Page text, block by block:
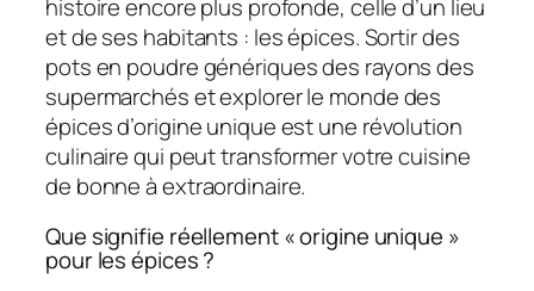
histoire encore plus profonde, celle d’un lieu
et de ses habitants : les épices. Sortir des
pots en poudre génériques des rayons des
supermarchés et explorer le monde des
épices d’origine unique est une révolution
culinaire qui peut transformer votre cuisine
de bonne à extraordinaire.
Que signifie réellement « origine unique »
pour les épices ?